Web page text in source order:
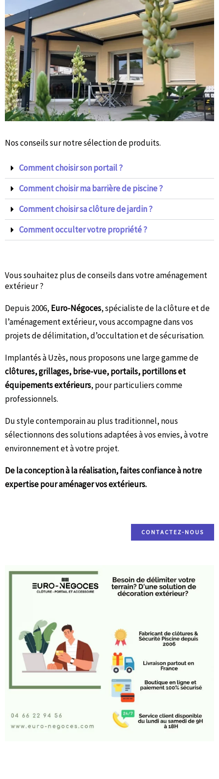
Nos conseils sur notre sélection de produits.
Comment choisir son portail ?
Comment choisir ma barrière de piscine ?
Comment choisir sa clôture de jardin ?
Comment occulter votre propriété ?
Vous souhaitez plus de conseils dans votre aménagement
extérieur ?
Depuis 2006, Euro-Négoces, spécialiste de la clôture et de
l’aménagement extérieur, vous accompagne dans vos
projets de délimitation, d’occultation et de sécurisation.
Implantés à Uzès, nous proposons une large gamme de
clôtures, grillages, brise-vue, portails, portillons et
équipements extérieurs, pour particuliers comme
professionnels.
Du style contemporain au plus traditionnel, nous
sélectionnons des solutions adaptées à vos envies, à votre
environnement et à votre projet.
De la conception à la réalisation, faites confiance à notre
expertise pour aménager vos extérieurs.
CONTACTEZ-NOUS